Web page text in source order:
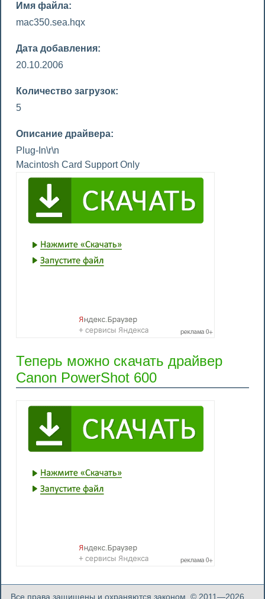
Имя файла:
mac350.sea.hqx
Дата добавления:
20.10.2006
Количество загрузок:
5
Описание драйвера:
Plug-In\r\n
Macintosh Card Support Only
Теперь можно скачать драйвер
Canon PowerShot 600
Все права защищены и охраняются законом. © 2011—2026